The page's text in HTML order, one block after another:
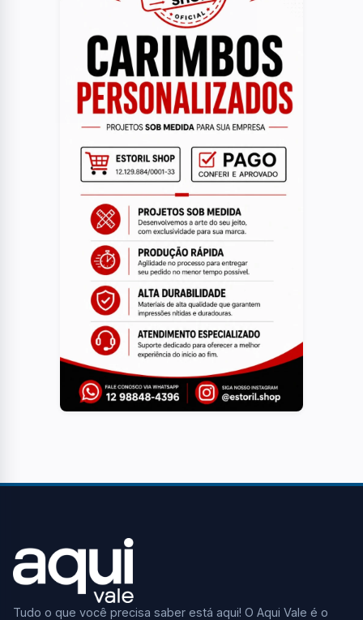
Tudo o que você precisa saber está aqui! O Aqui Vale é o